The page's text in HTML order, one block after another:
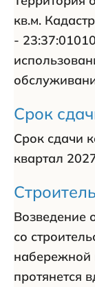
кв.м.
-
Срок
Срок сдачи
квартал
Возведение
со
набережной
протянется